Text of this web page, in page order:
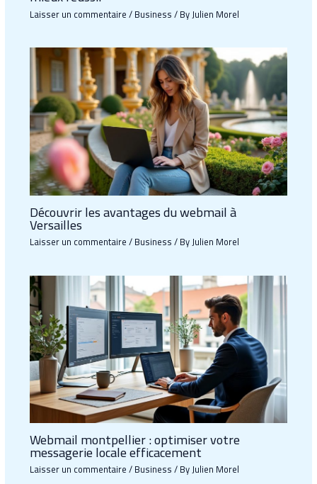
Laisser un commentaire/Business/ ByJulien Morel
Découvrir les avantages du webmail à
Versailles
Laisser un commentaire/Business/ ByJulien Morel
Webmail montpellier : optimiser votre
messagerie locale efficacement
Laisser un commentaire/Business/ ByJulien Morel